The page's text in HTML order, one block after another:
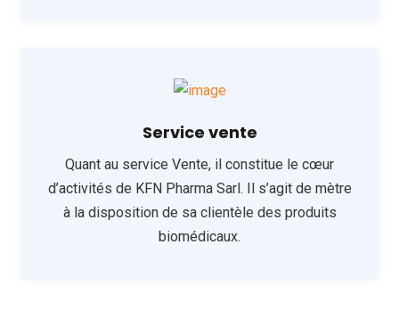
Service vente
Quant au service Vente, il constitue le cœur
d’activités de KFN Pharma Sarl. Il s’agit de mètre
à la disposition de sa clientèle des produits
biomédicaux.